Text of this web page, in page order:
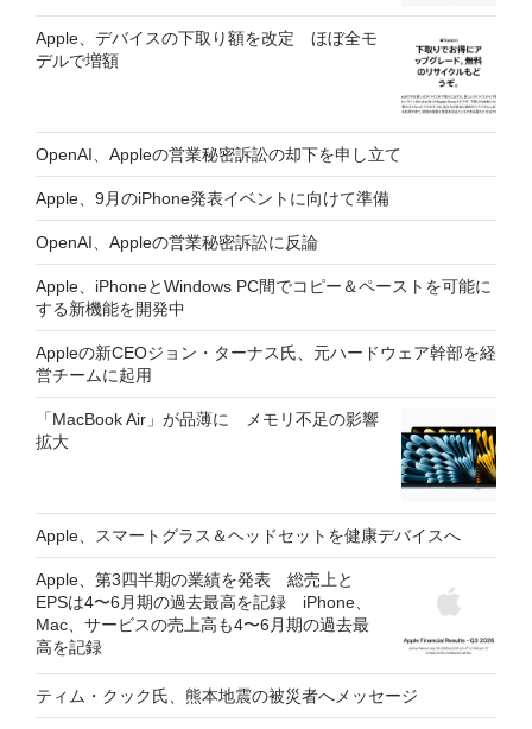
Apple、デバイスの下取り額を改定 ほぼ全モ
デルで増額
OpenAI、Appleの営業秘密訴訟の却下を申し立て
Apple、9月のiPhone発表イベントに向けて準備
OpenAI、Appleの営業秘密訴訟に反論
Apple、iPhoneとWindows PC間でコピー＆ペーストを可能に
する新機能を開発中
Appleの新CEOジョン・ターナス氏、元ハードウェア幹部を経
営チームに起用
「MacBook Air」が品薄に メモリ不足の影響
拡大
Apple、スマートグラス＆ヘッドセットを健康デバイスへ
Apple、第3四半期の業績を発表 総売上と
EPSは4〜6月期の過去最高を記録 iPhone、
Mac、サービスの売上高も4〜6月期の過去最
高を記録
ティム・クック氏、熊本地震の被災者へメッセージ